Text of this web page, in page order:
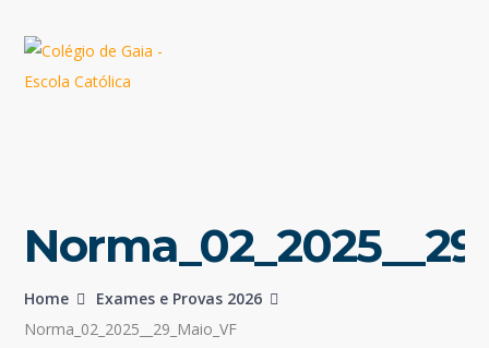
Home
Exames e Provas 2026
Norma_02_2025__29_Maio_VF